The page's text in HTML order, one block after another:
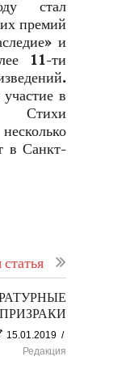
стал
премий
и
11-ти
в
в Санкт-
ПРИЗРАКИ
15.01.2019 /
Редакция